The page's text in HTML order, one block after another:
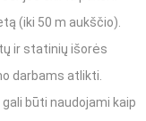
(iki 50 m aukščio).
ir statinių išorės
darbams atlikti.
būti naudojami kaip